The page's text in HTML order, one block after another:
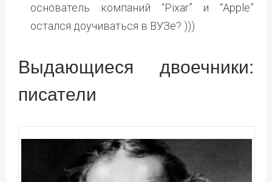
основатель компаний “Pixar” и “Apple”
остался доучиваться в ВУЗе? )))
Выдающиеся двоечники:
писатели